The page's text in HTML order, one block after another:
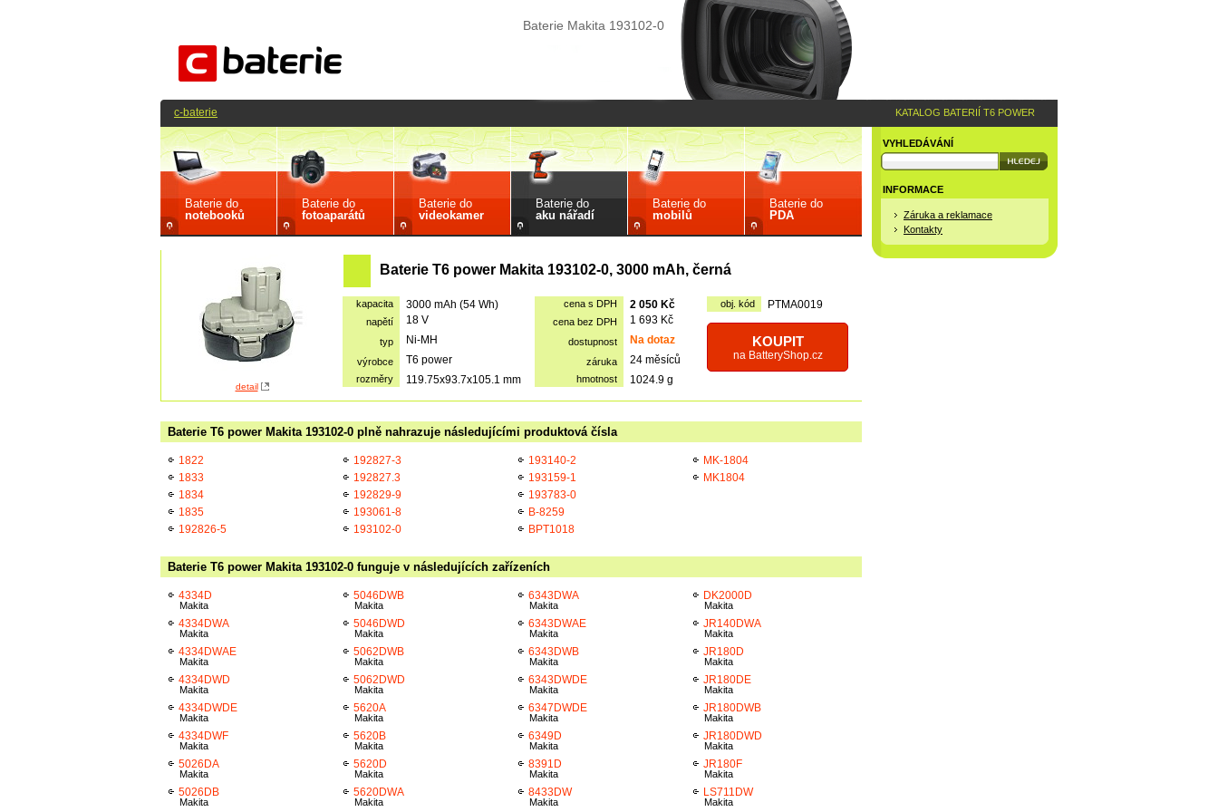
Baterie Makita 193102-0
Baterie do
notebooků
Baterie do
fotoaparátů
Baterie do
videokamer
Baterie do
aku nářadí
Baterie do
mobilů
Baterie do
PDA
detail
Baterie T6 power Makita 193102-0, 3000 mAh, černá
kapacita 3000 mAh (54 Wh) cena s DPH 2 050 Kč obj. kód PTMA0019
napětí 18 V cena bez DPH 1 693 Kč
KOUPIT
na BatteryShop.cz
typ Ni-MH dostupnost Na dotaz
výrobce T6 power záruka 24 měsíců
rozměry 119.75x93.7x105.1 mm hmotnost 1024.9 g
Baterie T6 power Makita 193102-0 plně nahrazuje následujícími produktová čísla
1822
1833
1834
1835
192826-5
192827-3
192827.3
192829-9
193061-8
193102-0
193140-2
193159-1
193783-0
B-8259
BPT1018
MK-1804
MK1804
Baterie T6 power Makita 193102-0 funguje v následujících zařízeních
4334D
Makita
4334DWA
Makita
4334DWAE
Makita
4334DWD
Makita
4334DWDE
Makita
4334DWF
Makita
5026DA
Makita
5026DB
Makita
5046DWB
Makita
5046DWD
Makita
5062DWB
Makita
5062DWD
Makita
5620A
Makita
5620B
Makita
5620D
Makita
5620DWA
Makita
6343DWA
Makita
6343DWAE
Makita
6343DWB
Makita
6343DWDE
Makita
6347DWDE
Makita
6349D
Makita
8391D
Makita
8433DW
Makita
DK2000D
Makita
JR140DWA
Makita
JR180D
Makita
JR180DE
Makita
JR180DWB
Makita
JR180DWD
Makita
JR180F
Makita
LS711DW
Makita
VYHLEDÁVÁNÍ
INFORMACE
Záruka a reklamace
Kontakty
c-baterie KATALOG BATERIÍ T6 POWER